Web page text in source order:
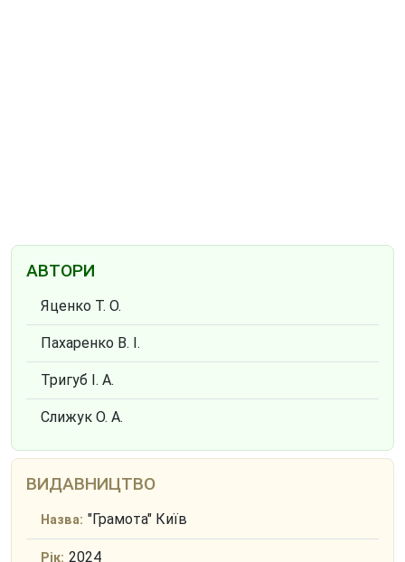
АВТОРИ
Яценко Т. О.
Пахаренко В. І.
Тригуб І. А.
Слижук О. А.
ВИДАВНИЦТВО
Назва: "Грамота" Київ
Рік: 2024